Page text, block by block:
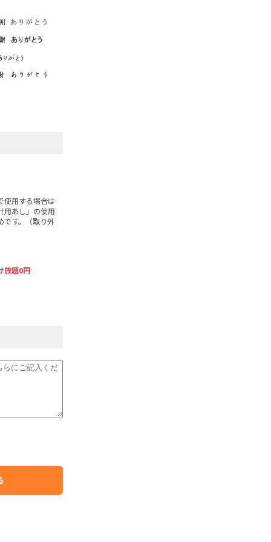
使用する場合は
用あし」の使用
です。（取り外
放題0円